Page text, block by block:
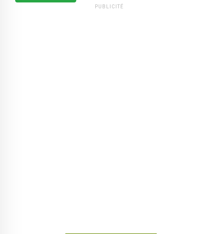
PUBLICITÉ